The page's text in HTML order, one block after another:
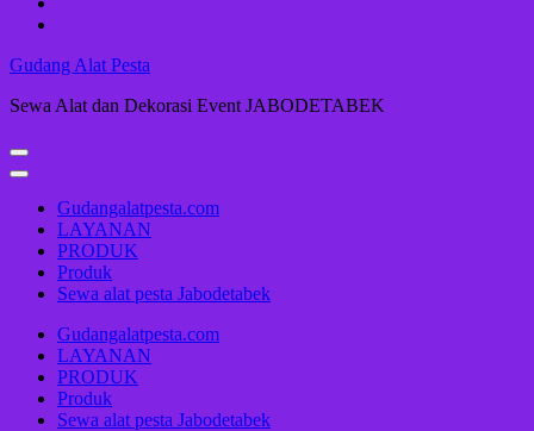
Gudang Alat Pesta
Sewa Alat dan Dekorasi Event JABODETABEK
Gudangalatpesta.com
LAYANAN
PRODUK
Produk
Sewa alat pesta Jabodetabek
Gudangalatpesta.com
LAYANAN
PRODUK
Produk
Sewa alat pesta Jabodetabek